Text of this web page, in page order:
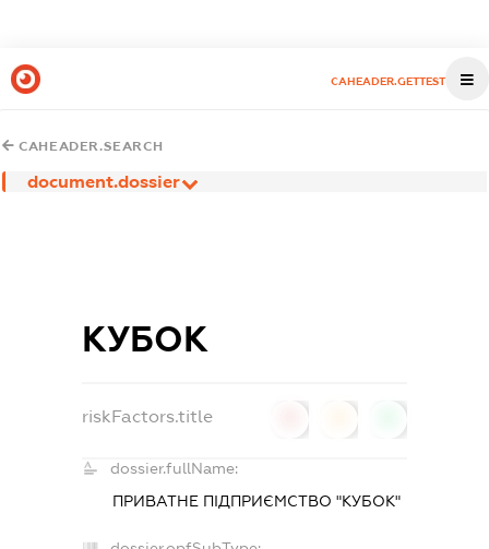
CAHEADER.GETTEST
CAHEADER.SEARCH
document.dossier
КУБОК
riskFactors.title
dossier.fullName:
ПРИВАТНЕ ПІДПРИЄМСТВО "КУБОК"